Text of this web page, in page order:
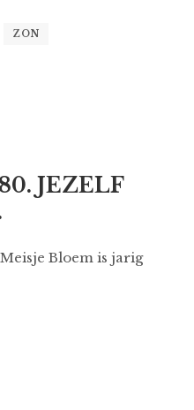
ZON
JEZELF
Bloem is jarig